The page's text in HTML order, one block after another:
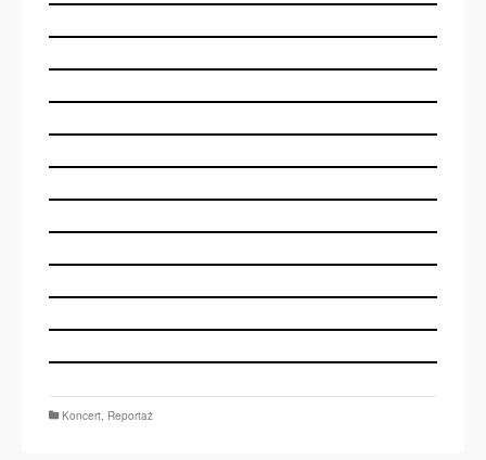
Koncert, Reportaż